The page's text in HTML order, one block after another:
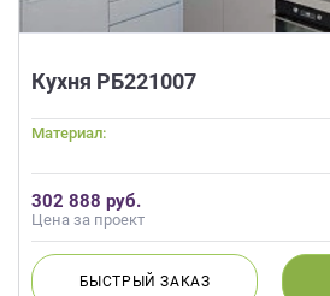
Кухня РБ221007
Материал:
302 888 руб.
Цена за проект
БЫСТРЫЙЗАКАЗ